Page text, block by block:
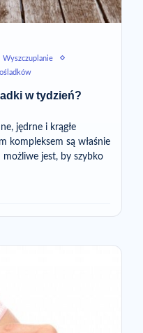
Wyszczuplanie
w tydzień?
jędrne i krągłe
kompleksem są właśnie
możliwe jest, by szybko